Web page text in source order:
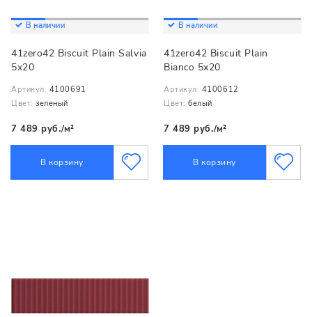
В наличии
41zero42 Biscuit Plain Salvia
5x20
Артикул: 4100691
Цвет: зеленый
7 489 руб./м²
В корзину
В наличии
41zero42 Biscuit Plain
Bianco 5x20
Артикул: 4100612
Цвет: белый
7 489 руб./м²
В корзину